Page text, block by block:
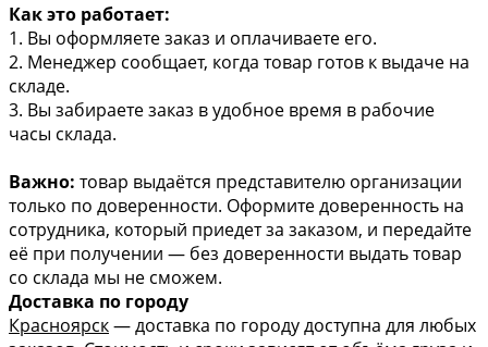
Как это работает:
1. Вы оформляете заказ и оплачиваете его.
2. Менеджер сообщает, когда товар готов к выдаче на
складе.
3. Вы забираете заказ в удобное время в рабочие
часы склада.
Важно: товар выдаётся представителю организации
только по доверенности. Оформите доверенность на
сотрудника, который приедет за заказом, и передайте
её при получении — без доверенности выдать товар
со склада мы не сможем.
Доставка по городу
Красноярск— доставка по городу доступна для любых